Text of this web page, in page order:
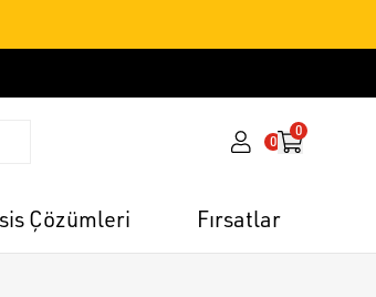
0
0
Çözümleri Fırsatlar